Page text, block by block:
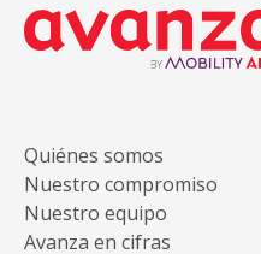
Avanza
Quiénes somos
Nuestro compromiso
Nuestro equipo
Avanza en cifras